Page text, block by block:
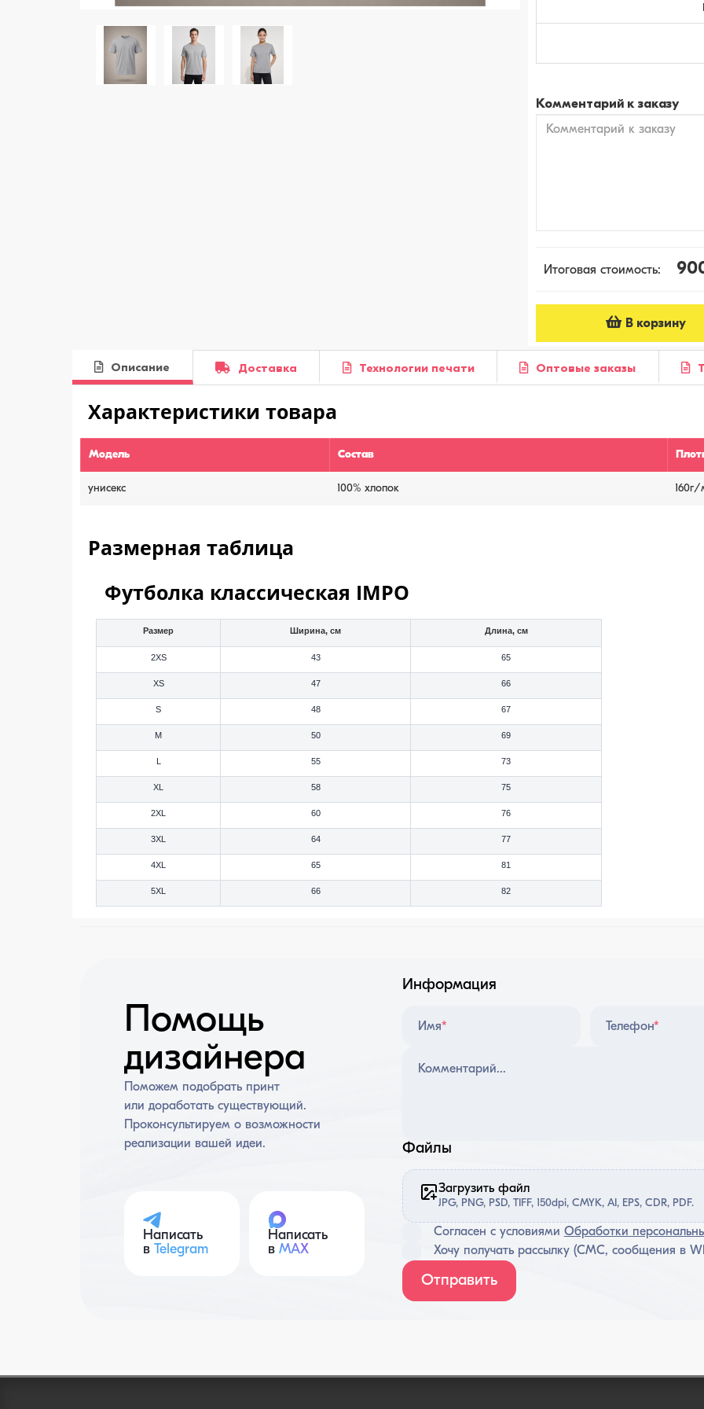
Комментарий к заказу
Итоговая стоимость:
В корзину
Описание Доставка Технологии печати Оптовые заказы
Характеристики товара
Модель Состав
унисекс 100% хлопок 160г/
Размерная таблица
Футболка классическая IMPO
Размер Ширина, см Длина, см
2XS 43 65
XS 47 66
S 48 67
M 50 69
L 55 73
XL 58 75
2XL 60 76
3XL 64 77
4XL 65 81
5XL 66 82
Помощь
дизайнера
Поможем подобрать принт
или доработать существующий.
Проконсультируем о возможности
реализации вашей идеи.
Написать
в Telegram
Написать
в MAX
Информация
Имя* Телефон*
Файлы
Загрузить файл
JPG, PNG, PSD, TIFF, 150dpi, CMYK, AI, EPS, CDR, PDF.
Согласен с условиями Обработки
Хочу получать рассылку (СМС, сообщения в
Отправить